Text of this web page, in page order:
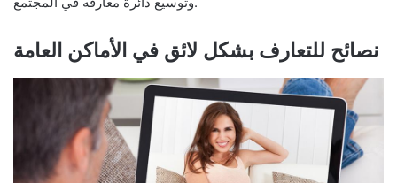
نصائح للتعارف بشكل لائق في الأماكن العامة